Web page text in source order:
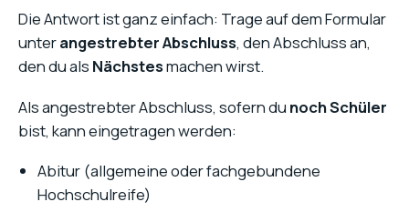
Die Antwort ist ganz einfach: Trage auf dem Formular
unterangestrebter Abschluss, den Abschluss an,
den du als Nächstesmachen wirst.
Als angestrebter Abschluss, sofern du noch Schüler
bist, kann eingetragen werden:
Abitur (allgemeine oder fachgebundene
Hochschulreife)